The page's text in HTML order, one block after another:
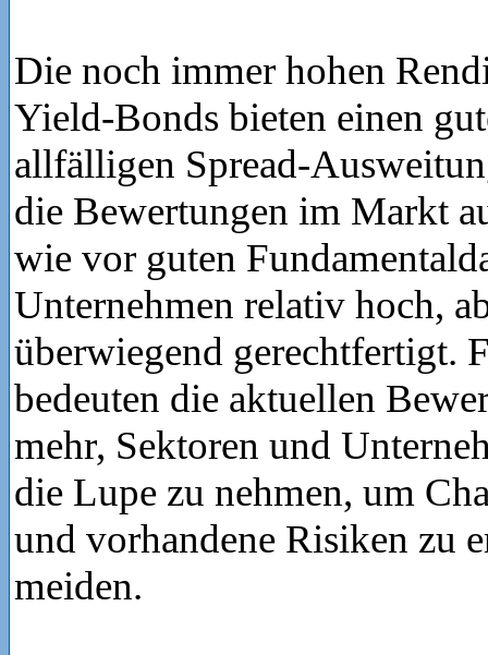
Die noch immer hohen
Yield-Bonds bieten einen
allfälligen Spread-
die Bewertungen im Markt
wie vor guten
Unternehmen relativ hoch,
überwiegend gerechtfertigt.
bedeuten die aktuellen
mehr, Sektoren und
die Lupe zu nehmen, um
und vorhandene Risiken zu
meiden.